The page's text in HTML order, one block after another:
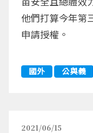
他們打算今年第
申請授權。
國外 公與義
2021/06/15